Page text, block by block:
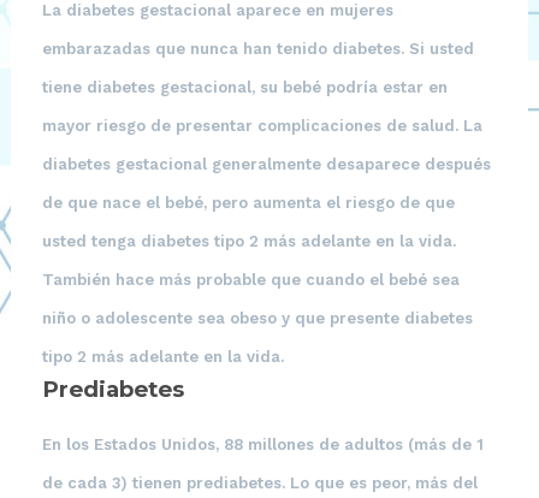
La diabetes gestacional aparece en mujeres
embarazadas que nunca han tenido diabetes. Si usted
tiene diabetes gestacional, su bebé podría estar en
mayor riesgo de presentar complicaciones de salud. La
diabetes gestacional generalmente desaparece después
de que nace el bebé, pero aumenta el riesgo de que
usted tenga diabetes tipo 2 más adelante en la vida.
También hace más probable que cuando el bebé sea
niño o adolescente sea obeso y que presente diabetes
tipo 2 más adelante en la vida.
Prediabetes
En los Estados Unidos, 88 millones de adultos (más de 1
de cada 3) tienen prediabetes. Lo que es peor, más del